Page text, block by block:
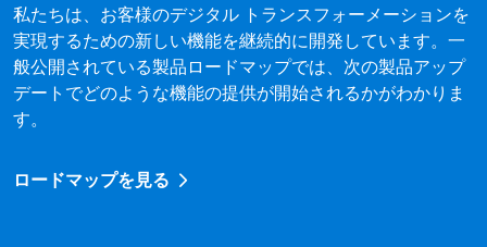
私たちは、お客様のデジタル トランスフォーメーションを
実現するための新しい機能を継続的に開発しています。一
般公開されている製品ロードマップでは、次の製品アップ
デートでどのような機能の提供が開始されるかがわかりま
す。
ロードマップを見る